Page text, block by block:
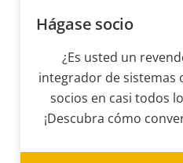
Hágase socio
¿Es usted un
integrador de sistemas
socios en casi todos
¡Descubra cómo